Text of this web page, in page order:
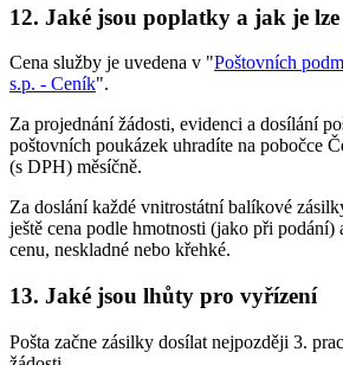
12. Jaké jsou poplatky a jak je
Cena služby je uvedena v "Poštovních
s.p. - Ceník".
Za projednání žádosti, evidenci a dosílání
poštovních poukázek uhradíte na pobočce
(s DPH) měsíčně.
Za doslání každé vnitrostátní balíkové
ještě cena podle hmotnosti (jako při podání)
cenu, neskladné nebo křehké.
13. Jaké jsou lhůty pro vyřízení
Pošta začne zásilky dosílat nejpozději 3.